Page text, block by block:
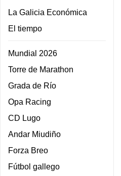
La Galicia Económica
El tiempo
Mundial 2026
Torre de Marathon
Grada de Río
Opa Racing
CD Lugo
Andar Miudiño
Forza Breo
Fútbol gallego